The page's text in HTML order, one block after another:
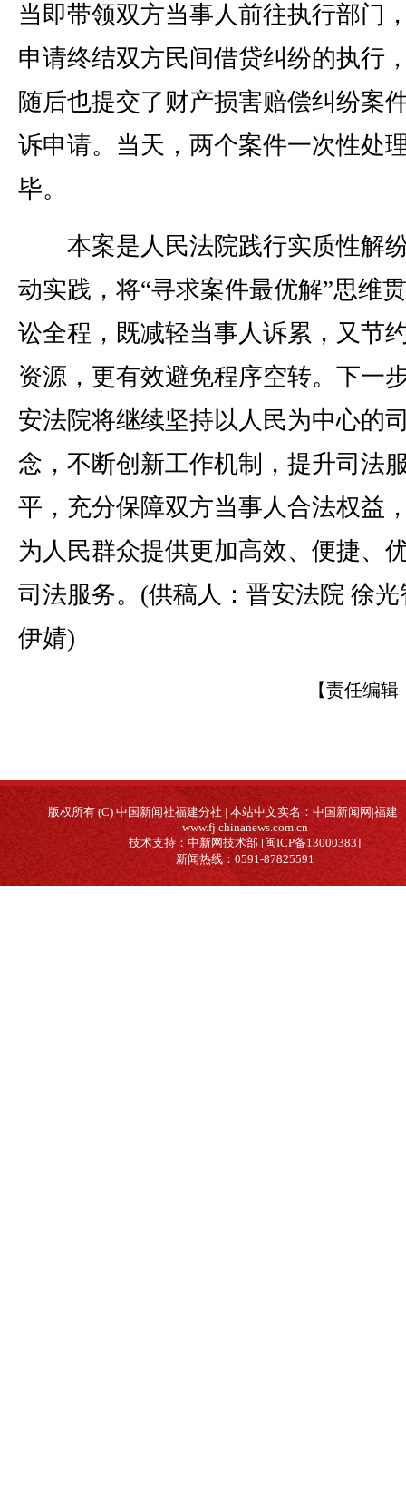
当即带领双方当事人前往执行部门
申请终结双方民间借贷纠纷的执行
随后也提交了财产损害赔偿纠纷案
诉申请。当天，两个案件一次性处
毕。
本案是人民法院践行实质性解
动实践，将“寻求案件最优解”思维
讼全程，既减轻当事人诉累，又节
资源，更有效避免程序空转。下一
安法院将继续坚持以人民为中心的
念，不断创新工作机制，提升司法
平，充分保障双方当事人合法权益
为人民群众提供更加高效、便捷、
司法服务。(供稿人：晋安法院 徐光
伊婧)
【责任编辑
版权所有 (C) 中国新闻社福建分社 | 本站中文实名：中国新闻网|福建
www.fj.chinanews.com.cn
技术支持：中新网技术部 [闽ICP备13000383]
新闻热线：0591-87825591